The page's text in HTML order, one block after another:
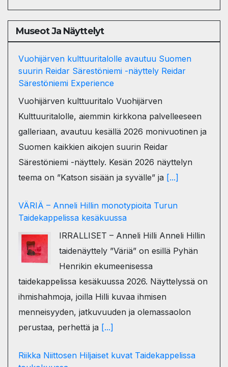
Museot Ja Näyttelyt
Vuohijärven kulttuuritalolle avautuu Suomen
suurin Reidar Särestöniemi -näyttely Reidar
Särestöniemi Experience
Vuohijärven kulttuuritalo Vuohijärven
Kulttuuritalolle, aiemmin kirkkona palvelleeseen
galleriaan, avautuu kesällä 2026 monivuotinen ja
Suomen kaikkien aikojen suurin Reidar
Särestöniemi -näyttely. Kesän 2026 näyttelyn
teema on ”Katson sisään ja syvälle” ja [...]
VÄRIÄ – Anneli Hillin monotypioita Turun
Taidekappelissa kesäkuussa
IRRALLISET – Anneli Hilli Anneli Hillin
taidenäyttely ”Väriä” on esillä Pyhän
Henrikin ekumeenisessa
taidekappelissa kesäkuussa 2026. Näyttelyssä on
ihmishahmoja, joilla Hilli kuvaa ihmisen
menneisyyden, jatkuvuuden ja olemassaolon
perustaa, perhettä ja [...]
Riikka Niittosen Hiljaiset kuvat Taidekappelissa